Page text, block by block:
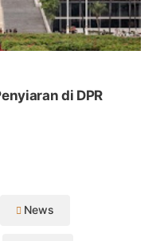
di DPR
News